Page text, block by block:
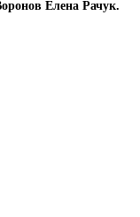
Елена Рачук.